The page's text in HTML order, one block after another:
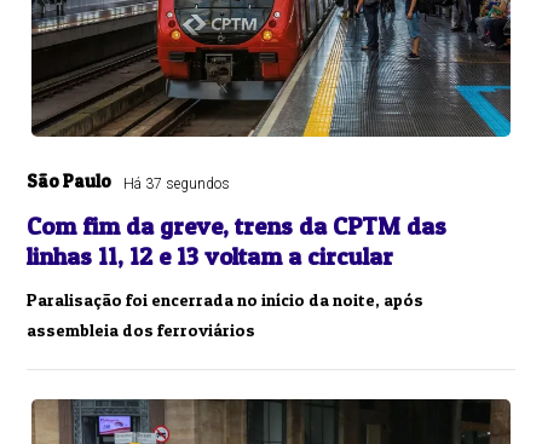
São Paulo Há 37 segundos
Com fim da greve, trens da CPTM das
linhas 11, 12 e 13 voltam a circular
Paralisação foi encerrada no início da noite, após
assembleia dos ferroviários